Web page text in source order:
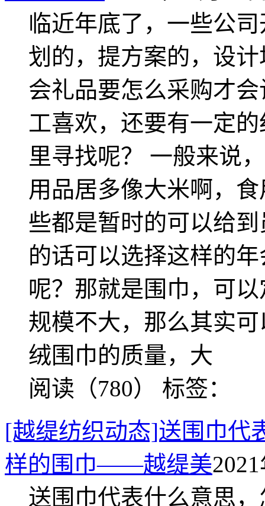
临近年底了，一些公
划的，提方案的，设
会礼品要怎么采购才
工喜欢，还要有一定
里寻找呢？ 一般来说
用品居多像大米啊，
些都是暂时的可以给
的话可以选择这样的
呢？那就是围巾，可
规模不大，那么其实
绒围巾的质量，大
阅读（780） 标签：
[越缇纺织动态]送围巾代
样的围巾——越缇美
送围巾代表什么意思